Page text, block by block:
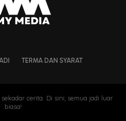
TERMA DAN SYARAT
cerita. Di sini, semua jadi luar
biasa!